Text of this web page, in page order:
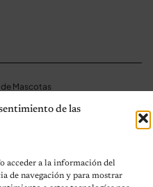
de las
acceder a la información del
de navegación y para mostrar
Mascotas